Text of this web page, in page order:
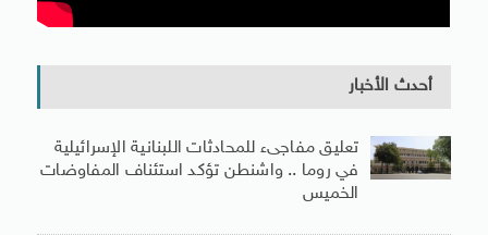
أحدث الأخبار
تعليق مفاجىء للمحادثات اللبنانية الإسرائيلية
في روما .. واشنطن تؤكد استئناف المفاوضات
الخميس